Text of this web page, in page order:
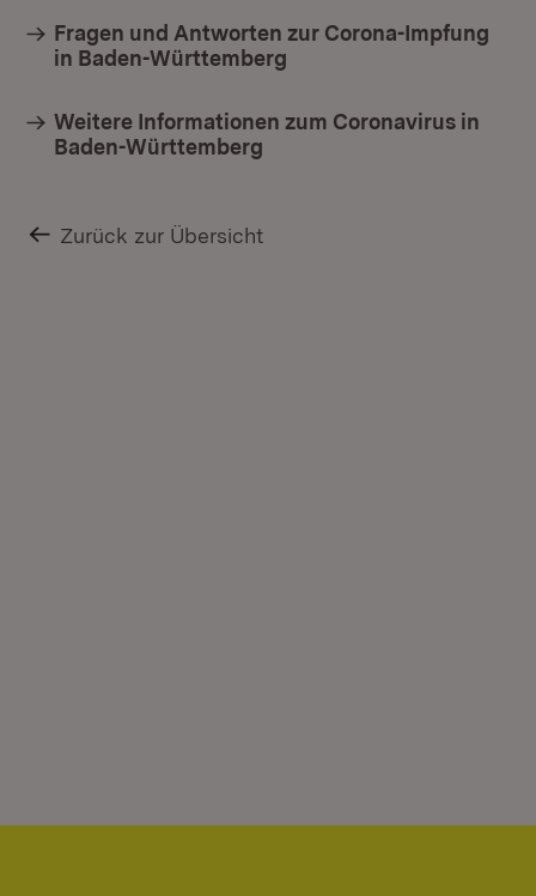
Fragen und Antworten zur Corona-Impfung
in Baden-Württemberg
Weitere Informationen zum Coronavirus in
Baden-Württemberg
Zurück zur Übersicht